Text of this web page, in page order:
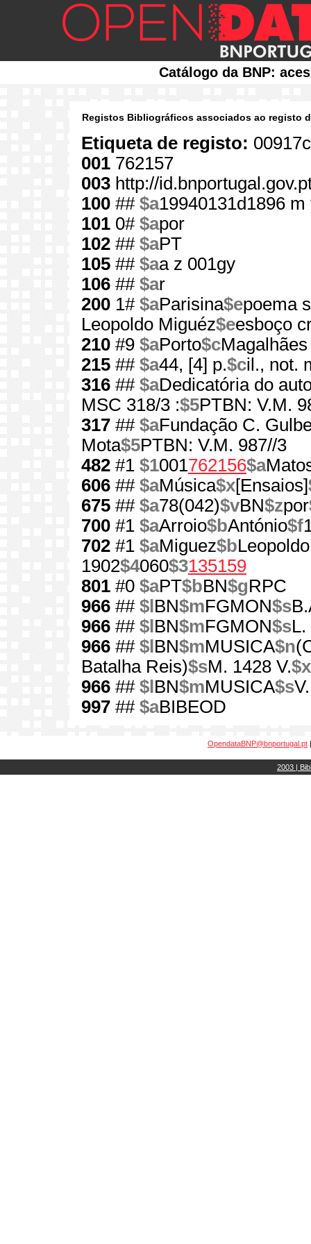
Catálogo da BNP:
Registos Bibliográficos associados ao registo
Etiqueta de registo:
001 762157
003 http://
100 ## $a19940131d1896
101 0# $apor
102 ## $aPT
105 ## $aa z 001gy
106 ## $ar
200 1# $aParisina$epoema
Leopoldo Miguéz$eesboço
210 #9 $aPorto$c
215 ## $a44, [4] p.$cil., not.
316 ## $aDedicatória do
MSC 318/3 :$5PTBN: V.M.
317 ## $aFundação C.
Mota$5PTBN: V.M. 987//3
482 #1 $1001762156$a
606 ## $aMúsica$x[Ensaios]
675 ## $a78(042)$vBN$zpor
700 #1 $aArroio$bAntónio$f
702 #1 $aMiguez$b
1902$4060$3135159
801 #0 $aPT$bBN$gRPC
966 ## $l BN$mFGMON$s
966 ## $l BN$mFGMON$s
966 ## $l BN$mMUSICA$n
Batalha Reis)$sM. 1428 V.$x
966 ## $l BN$mMUSICA$s
997 ## $aBIBEOD
OpendataBNP@bnportugal.pt
2003 |